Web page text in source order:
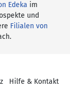
Edeka im
und
Filialen von
Hilfe & Kontakt